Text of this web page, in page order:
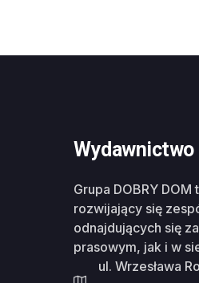
Wydawnictwo
Grupa DOBRY
rozwijający się
odnajdujących się
prasowym, jak i w
ul. Wrzesława